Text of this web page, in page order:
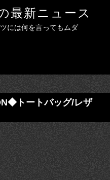
最新ニュース
には何を言ってもムダ
トートバッグ/レザ